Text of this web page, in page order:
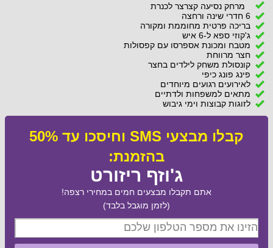
מרחק נסיעה קצרצר לכנרת
6 חדרי שינה ורחצה
בריכה פרטית מחוממת ומקורה
ג'קוזי ספא ל-6 איש
מטבח ומכונת אספרסו עם קפסולות
חצר מרווחת
קונסולת משחק לילדים בחצר
פינג פונג כיפי
לאירועים רגועים מיוחדים
מתאים למשפחות ולדתיים
לזוגות קבוצות וימי גיבוש
קבלו מבצעי SMS וחיסכו עד 50%
בהזמנת:
ג'וזף ריזורט
אתם תקבלו מבצעים חמים במחירי רצפה!
(לזמן מוגבל בלבד)